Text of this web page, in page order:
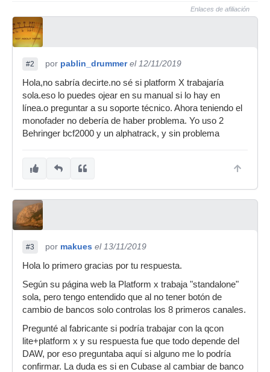
Enlaces de afiliación
#2 por pablin_drummer el 12/11/2019
Hola,no sabría decirte.no sé si platform X trabajaría
sola.eso lo puedes ojear en su manual si lo hay en
línea.o preguntar a su soporte técnico. Ahora teniendo el
monofader no debería de haber problema. Yo uso 2
Behringer bcf2000 y un alphatrack, y sin problema
#3 por makues el 13/11/2019
Hola lo primero gracias por tu respuesta.
Según su página web la Platform x trabaja "standalone"
sola, pero tengo entendido que al no tener botón de
cambio de bancos solo controlas los 8 primeros canales.
Pregunté al fabricante si podría trabajar con la qcon
lite+platform x y su respuesta fue que todo depende del
DAW, por eso preguntaba aquí si alguno me lo podría
confirmar. La duda es si en Cubase al cambiar de banco